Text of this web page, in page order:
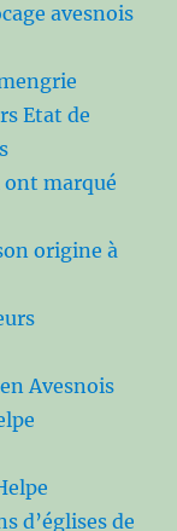
avesnois
Etat de
ont marqué
origine à
Avesnois
d’églises de